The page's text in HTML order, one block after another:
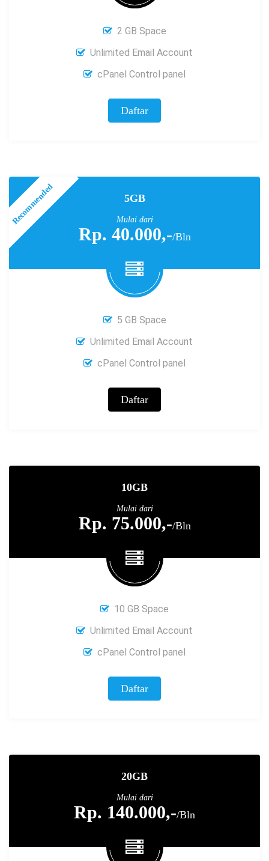
2 GB Space
Unlimited Email Account
cPanel Control panel
Daftar
5GB
Mulai dari
Rp. 40.000,-/Bln
5 GB Space
Unlimited Email Account
cPanel Control panel
Daftar
10GB
Mulai dari
Rp. 75.000,-/Bln
10 GB Space
Unlimited Email Account
cPanel Control panel
Daftar
20GB
Mulai dari
Rp. 140.000,-/Bln